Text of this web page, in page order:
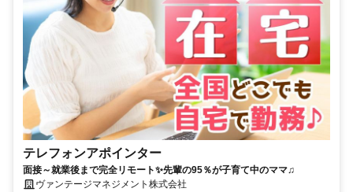
テレフォンアポインター
面接～就業後まで完全リモート✨先輩の95％が子育て中のママ♫
ヴァンテージマネジメント株式会社